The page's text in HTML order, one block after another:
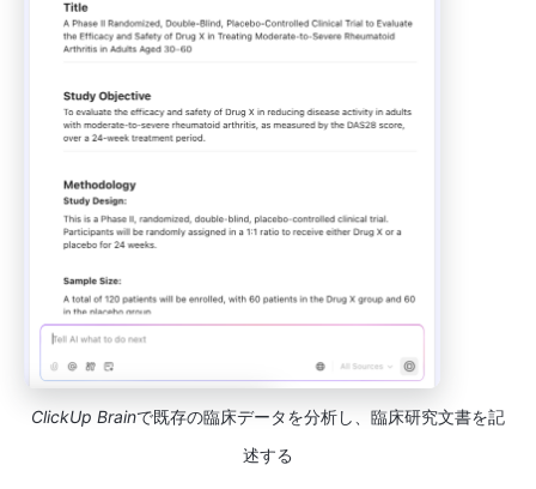
ClickUp Brainで既存の臨床データを分析し、臨床研究文書を記
述する